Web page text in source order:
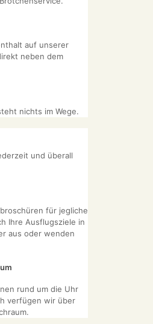
auf unserer
neben dem
nichts im Wege.
und überall
für jegliche
Ihre Ausflugsziele in
aus oder wenden
rund um die Uhr
verfügen wir über